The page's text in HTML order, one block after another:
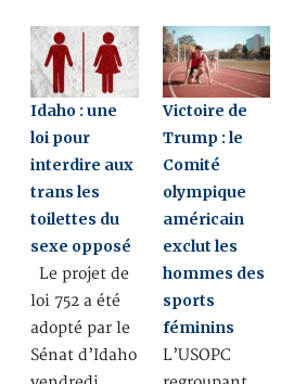
Idaho : une
loi pour
interdire aux
trans les
toilettes du
sexe opposé
Le projet de
loi 752 a été
adopté par le
Sénat d’Idaho
Victoire de
Trump : le
Comité
olympique
américain
exclut les
hommes des
sports
féminins
L’USOPC